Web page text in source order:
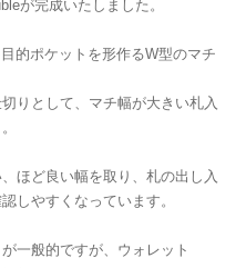
が完成いたしました。
的ポケットを形作るW型のマチ
りとして、マチ幅が大きい札入
ほど良い幅を取り、札の出し入
しやすくなっています。
一般的ですが、ウォレット